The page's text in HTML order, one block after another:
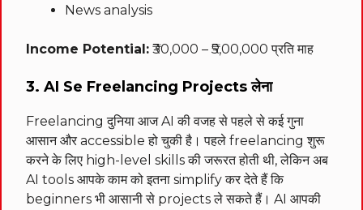
News analysis
Income Potential: ₹30,000 – ₹5,00,000 प्रति माह
3. AI Se Freelancing Projects लेना
Freelancing दुनिया आज AI की वजह से पहले से कई गुना
आसान और accessible हो चुकी है। पहले freelancing शुरू
करने के लिए high-level skills की जरूरत होती थी, लेकिन अब
AI tools आपके काम को इतना simplify कर देते हैं कि
beginners भी आसानी से projects ले सकते हैं। AI आपकी